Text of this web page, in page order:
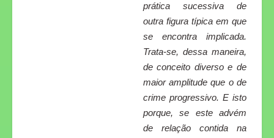
prática sucessiva de
outra figura típica em que
se encontra implicada.
Trata-se, dessa maneira,
de conceito diverso e de
maior amplitude que o de
crime progressivo. E isto
porque, se este advém
de relação contida na